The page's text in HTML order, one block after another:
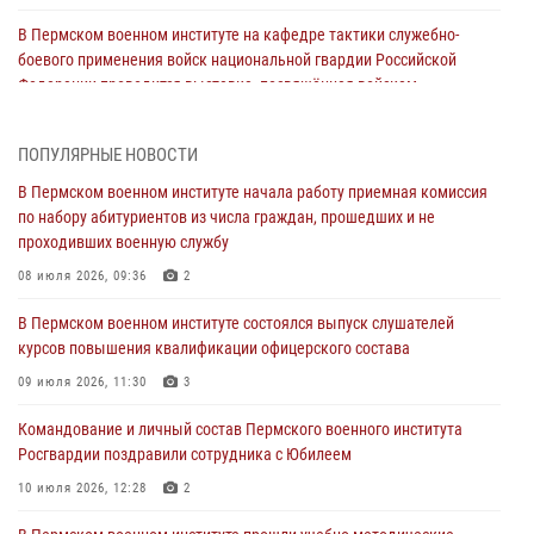
В Пермском военном институте на кафедре тактики служебно-
боевого применения войск национальной гвардии Российской
Федерации проводится выставка, посвящённая войскам
Командование и личный состав Пермского военного института
Росгвардии поздравили сотрудника с Юбилеем
10 июля 2026, 12:28 2
курсов повышения квалификации офицерского состава
09 июля 2026, 11:30 3
по набору абитуриентов из числа граждан, прошедших и не
проходивших военную службу
08 июля 2026, 09:36 2
ПОПУЛЯРНЫЕ НОВОСТИ
В Пермском военном институте начала работу приемная комиссия
по набору абитуриентов из числа граждан, прошедших и не
проходивших военную службу
08 июля 2026, 09:36 2
В Пермском военном институте состоялся выпуск слушателей
курсов повышения квалификации офицерского состава
09 июля 2026, 11:30 3
Командование и личный состав Пермского военного института
Росгвардии поздравили сотрудника с Юбилеем
10 июля 2026, 12:28 2